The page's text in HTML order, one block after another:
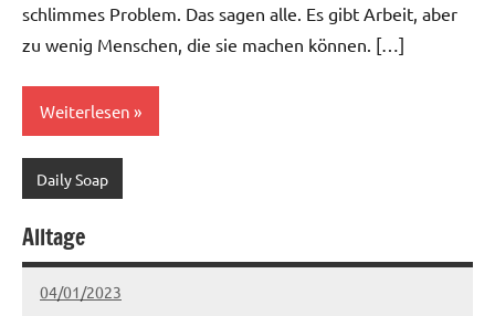
schlimmes Problem. Das sagen alle. Es gibt Arbeit, aber
zu wenig Menschen, die sie machen können. […]
Weiterlesen
Daily Soap
Alltage
04/01/2023
Ria
Keine